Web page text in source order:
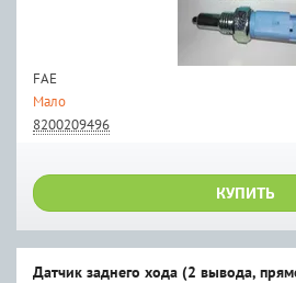
FAE
Мало
8200209496
КУПИТЬ
Датчик заднего хода (2 вывода,